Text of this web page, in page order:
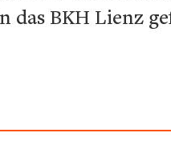
das BKH Lienz